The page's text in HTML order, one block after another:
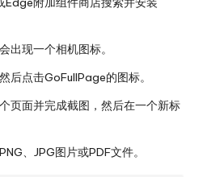
出现一个相机图标。
后点击GoFullPage的图标。
页面并完成截图，然后在一个新标
、JPG图片或PDF文件。